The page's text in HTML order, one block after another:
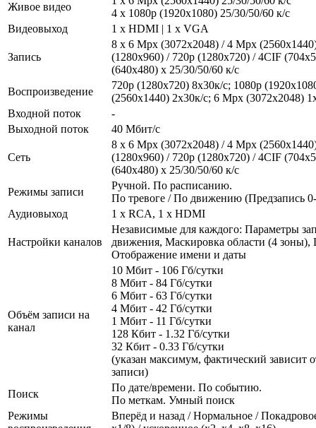
Живое видео
4 х 1080p (1920x1080) 25/30/50/60 к/с
Видеовыход
1 x HDMI | 1 x VGA
Запись
8 x 6 Mpx (3072x2048) / 4 Mpx
(1280x960) / 720p (1280x720) / 4CIF
(640x480) x 25/30/50/60 к/с
Воспроизведение
720p (1280x720) 8х30к/с; 1080р
(2560x1440) 2х30к/с; 6 Mpx (3072x2048)
Входной поток
-
Выходной поток
40 Мбит/с
Сеть
8 x 6 Mpx (3072x2048) / 4 Mpx
(1280x960) / 720p (1280x720) / 4CIF
(640x480) x 25/30/50/60 к/с
Режимы записи
Ручной. По расписанию.
По тревоге / По движению (Предзапись
Аудиовыход
1 x RCA, 1 x HDMI
Настройки каналов
Независимые для каждого: Параметры
движения, Маскировка области (4 зоны),
Отображение имени и даты
Объём записи на
канал
10 Мбит - 106 Гб/сутки
8 Мбит - 84 Гб/сутки
6 Мбит - 63 Гб/сутки
4 Мбит - 42 Гб/сутки
1 Мбит - 11 Гб/сутки
128 Кбит - 1.32 Гб/сутки
32 Кбит - 0.33 Гб/сутки
(указан максимум, фактический зависит
записи)
Поиск
По дате/времени. По событию.
По меткам. Умный поиск
Режимы
Вперёд и назад / Нормальное /